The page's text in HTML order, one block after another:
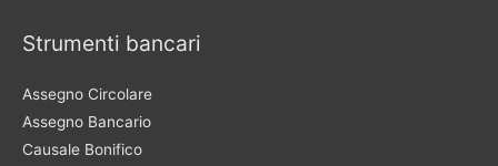
Strumenti bancari
Assegno Circolare
Assegno Bancario
Causale Bonifico